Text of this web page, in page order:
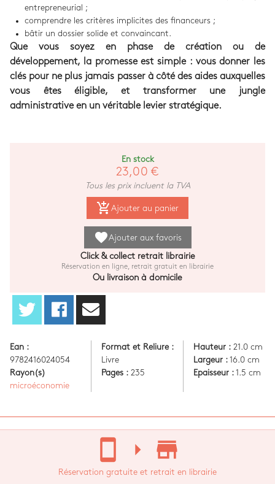
entrepreneurial ;
comprendre les critères implicites des financeurs ;
bâtir un dossier solide et convaincant.
Que vous soyez en phase de création ou de
développement, la promesse est simple : vous donner les
clés pour ne plus jamais passer à côté des aides auxquelles
vous êtes éligible, et transformer une jungle
administrative en un véritable levier stratégique.
En stock
23,00 €
Tous les prix incluent la TVA
add_shopping_cart Ajouter au panier
favoriteAjouter aux favoris
Click & collect retrait librairie
Réservation en ligne, retrait gratuit en librairie
Ou livraison à domicile
Ean :
9782416024054
Rayon(s)
microéconomie
Format et Reliure :
Livre
Pages : 235
Hauteur :21.0 cm
Largeur :16.0 cm
Epaisseur :1.5 cm
stay_current_portrait arrow_right store_mall_directory
Réservation gratuite et retrait en librairie